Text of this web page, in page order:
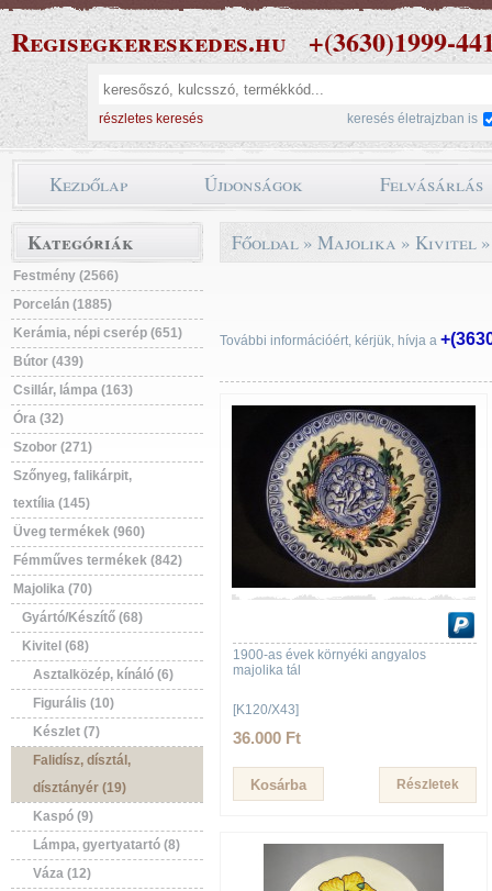
Regisegkereskedes.hu +(3630)1999-
részletes keresés keresés életrajzban is
Kezdőlap Újdonságok Felvásárlás
Kategóriák
Festmény (2566)
Porcelán (1885)
Kerámia, népi cserép (651)
Bútor (439)
Csillár, lámpa (163)
Óra (32)
Szobor (271)
Szőnyeg, falikárpit,
textília (145)
Üveg termékek (960)
Fémműves termékek (842)
Majolika (70)
Gyártó/Készítő (68)
Kivitel (68)
Asztalközép, kínáló (6)
Figurális (10)
Készlet (7)
Falidísz, dísztál,
dísztányér (19)
Kaspó (9)
Lámpa, gyertyatartó (8)
Váza (12)
Főoldal » Majolika » Kivitel
További információért, kérjük, hívja a
1900-as évek környéki angyalos
majolika tál
[K120/X43]
36.000 Ft
Részletek